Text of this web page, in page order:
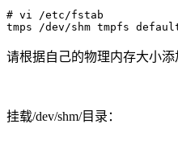
# vi /etc/fstab
tmps /dev/shm tmpfs
请根据自己的物理内存大小
挂载/dev/shm/目录：